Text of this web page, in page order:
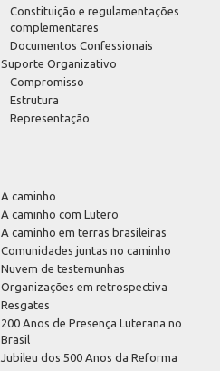
Constituição e regulamentações
complementares
Documentos Confessionais
Suporte Organizativo
Compromisso
Estrutura
Representação
A caminho
A caminho com Lutero
A caminho em terras brasileiras
Comunidades juntas no caminho
Nuvem de testemunhas
Organizações em retrospectiva
Resgates
200 Anos de Presença Luterana no
Brasil
Jubileu dos 500 Anos da Reforma